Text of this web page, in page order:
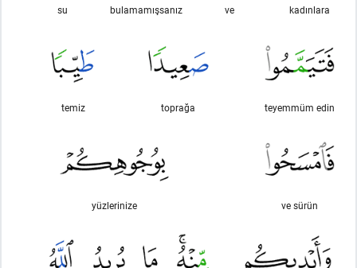
kadınlara
ve
bulamamışsanız
su
teyemmüm edin
toprağa
temiz
ve sürün
yüzlerinize